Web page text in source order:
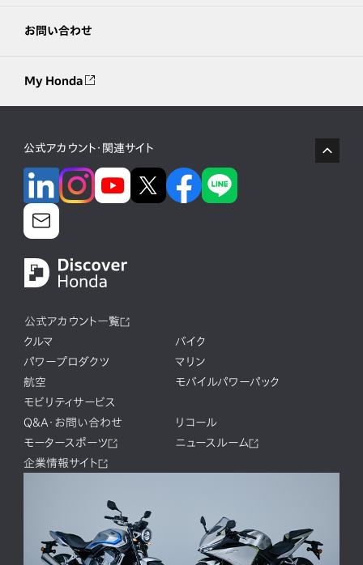
お問い合わせ
My Honda
公式アカウント・関連サイト
公式アカウント一覧
クルマ
バイク
パワープロダクツ
マリン
航空
モバイルパワーパック
モビリティサービス
Q&A・お問い合わせ
リコール
モータースポーツ
ニュースルーム
企業情報サイト